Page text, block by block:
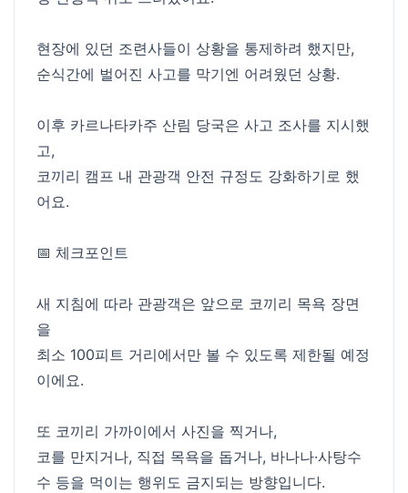
현장에 있던 조련사들이 상황을 통제하려 했지만,
순식간에 벌어진 사고를 막기엔 어려웠던 상황.
이후 카르나타카주 산림 당국은 사고 조사를 지시했
고,
코끼리 캠프 내 관광객 안전 규정도 강화하기로 했
어요.
📅 체크포인트
새 지침에 따라 관광객은 앞으로 코끼리 목욕 장면
을
최소 100피트 거리에서만 볼 수 있도록 제한될 예정
이에요.
또 코끼리 가까이에서 사진을 찍거나,
코를 만지거나, 직접 목욕을 돕거나, 바나나·사탕수
수 등을 먹이는 행위도 금지되는 방향입니다.